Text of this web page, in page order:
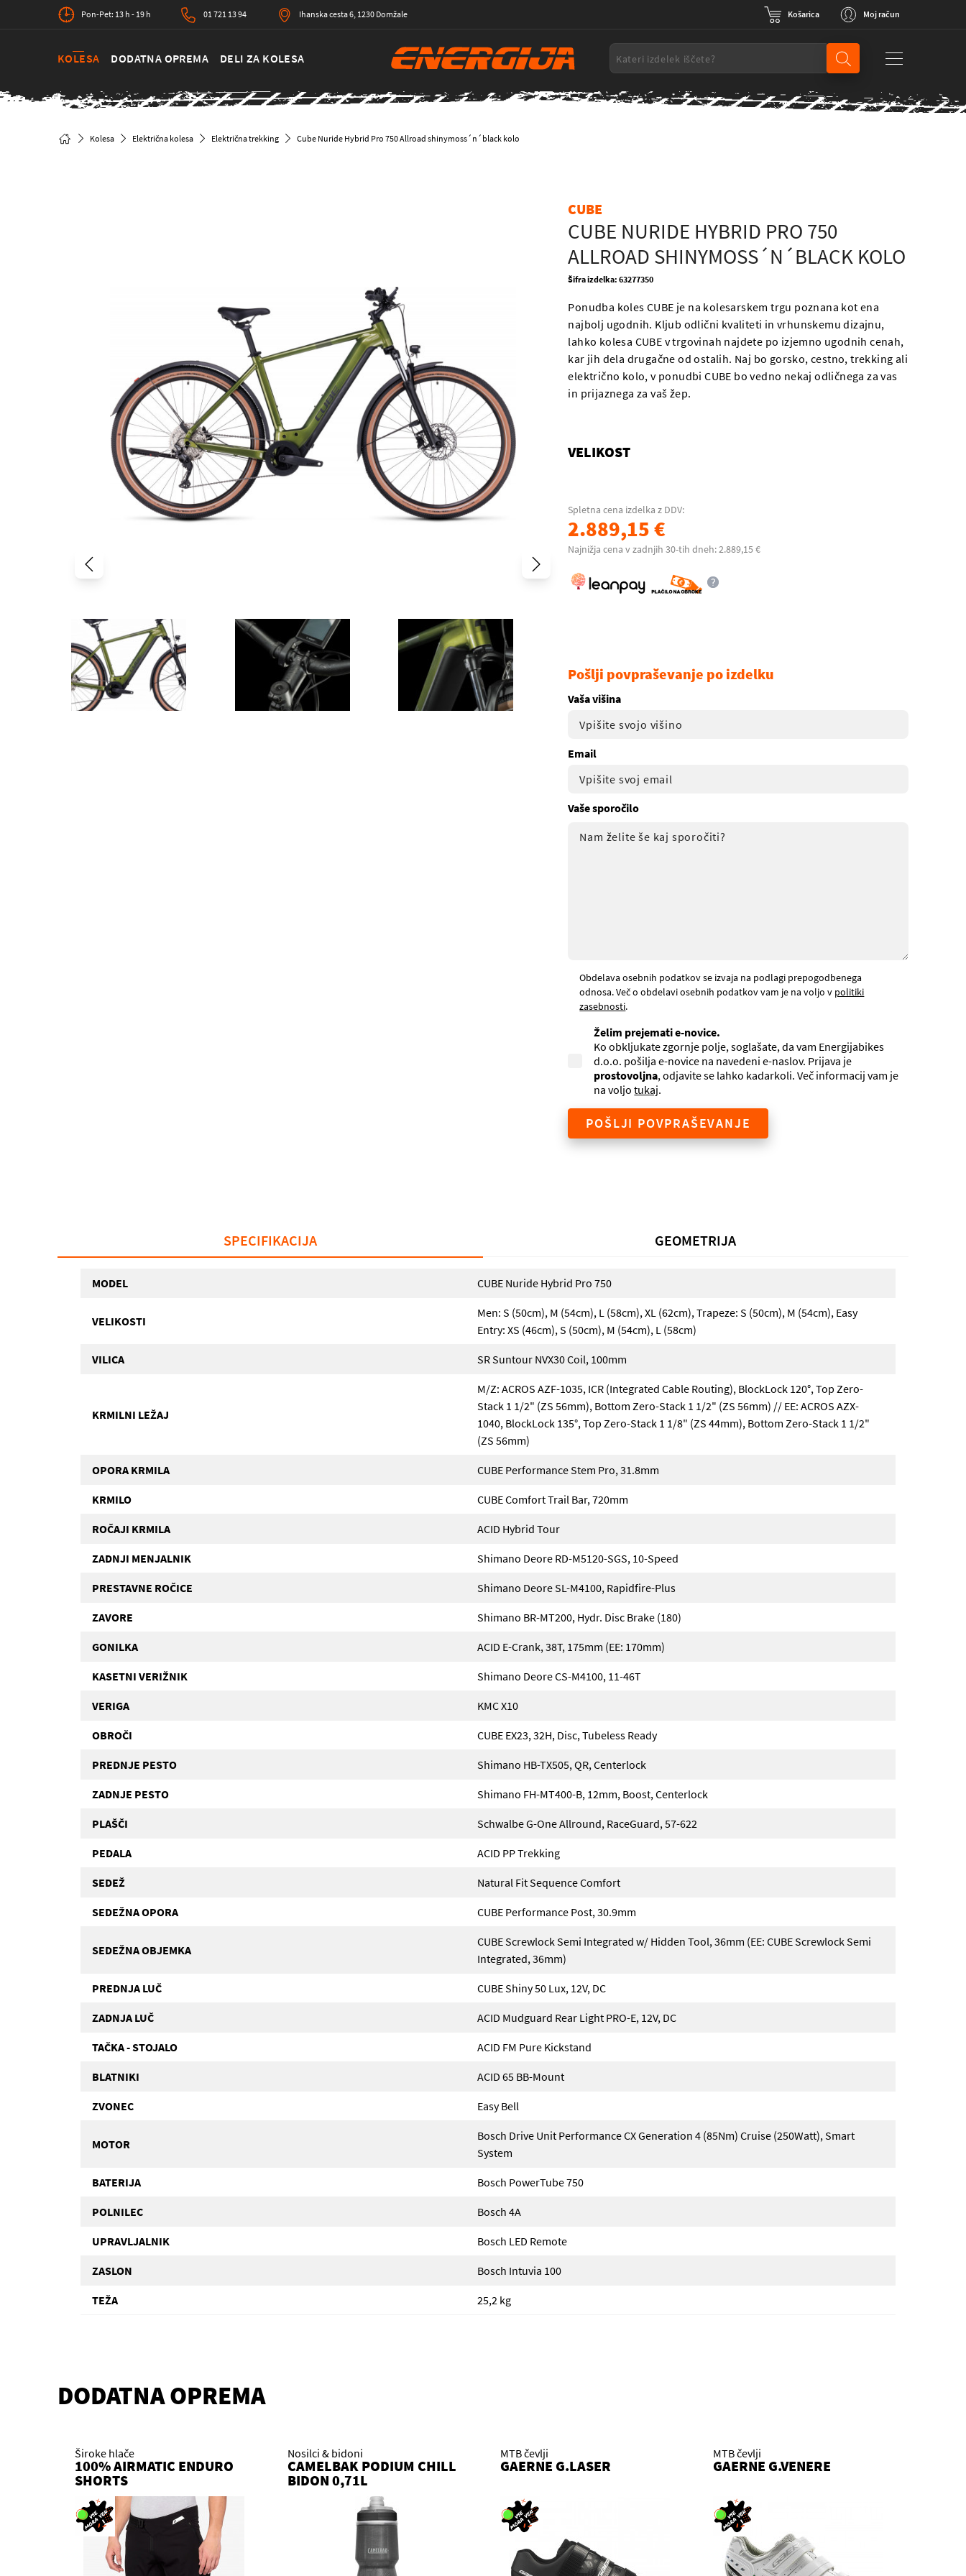
Pon-Pet: 13 h - 19 h 01 721 13 94 Ihanska cesta 6, 1230 Domžale Košarica Moj račun
KOLESA DODATNA OPREMA DELI ZA KOLESA
Kolesa Električna kolesa Električna trekking Cube Nuride Hybrid Pro 750 Allroad shinymoss´n´black kolo
CUBE
CUBE NURIDE HYBRID PRO 750
ALLROAD SHINYMOSS´N´BLACK KOLO
Šifra izdelka: 63277350
Ponudba koles CUBE je na kolesarskem trgu poznana kot ena
najbolj ugodnih. Kljub odlični kvaliteti in vrhunskemu dizajnu,
lahko kolesa CUBE v trgovinah najdete po izjemno ugodnih cenah,
kar jih dela drugačne od ostalih. Naj bo gorsko, cestno, trekking ali
električno kolo, v ponudbi CUBE bo vedno nekaj odličnega za vas
in prijaznega za vaš žep.
VELIKOST
Spletna cena izdelka z DDV:
2.889,15 €
Najnižja cena v zadnjih 30-tih dneh: 2.889,15 €
Pošlji povpraševanje po izdelku
Vaša višina
Email
Vaše sporočilo
Obdelava osebnih podatkov se izvaja na podlagi prepogodbenega
odnosa. Več o obdelavi osebnih podatkov vam je na voljo v politiki
zasebnosti.
Želim prejemati e-novice.
Ko obkljukate zgornje polje, soglašate, da vam Energijabikes
d.o.o. pošilja e-novice na navedeni e-naslov. Prijava je
prostovoljna, odjavite se lahko kadarkoli. Več informacij vam je
na voljotukaj.
POŠLJI POVPRAŠEVANJE
SPECIFIKACIJA GEOMETRIJA
MODEL CUBE Nuride Hybrid Pro 750
VELIKOSTI
Men: S (50cm), M (54cm), L (58cm), XL (62cm), Trapeze: S (50cm), M (54cm), Easy
Entry: XS (46cm), S (50cm), M (54cm), L (58cm)
VILICA SR Suntour NVX30 Coil, 100mm
KRMILNI LEŽAJ
M/Z: ACROS AZF-1035, ICR (Integrated Cable Routing), BlockLock 120°, Top Zero-
Stack 1 1/2" (ZS 56mm), Bottom Zero-Stack 1 1/2" (ZS 56mm) // EE: ACROS AZX-
1040, BlockLock 135°, Top Zero-Stack 1 1/8" (ZS 44mm), Bottom Zero-Stack 1 1/2"
(ZS 56mm)
OPORA KRMILA CUBE Performance Stem Pro, 31.8mm
KRMILO CUBE Comfort Trail Bar, 720mm
ROČAJI KRMILA ACID Hybrid Tour
ZADNJI MENJALNIK Shimano Deore RD-M5120-SGS, 10-Speed
PRESTAVNE ROČICE Shimano Deore SL-M4100, Rapidfire-Plus
ZAVORE Shimano BR-MT200, Hydr. Disc Brake (180)
GONILKA ACID E-Crank, 38T, 175mm (EE: 170mm)
KASETNI VERIŽNIK Shimano Deore CS-M4100, 11-46T
VERIGA KMC X10
OBROČI CUBE EX23, 32H, Disc, Tubeless Ready
PREDNJE PESTO Shimano HB-TX505, QR, Centerlock
ZADNJE PESTO Shimano FH-MT400-B, 12mm, Boost, Centerlock
PLAŠČI Schwalbe G-One Allround, RaceGuard, 57-622
PEDALA ACID PP Trekking
SEDEŽ Natural Fit Sequence Comfort
SEDEŽNA OPORA CUBE Performance Post, 30.9mm
SEDEŽNA OBJEMKA
CUBE Screwlock Semi Integrated w/ Hidden Tool, 36mm (EE: CUBE Screwlock Semi
Integrated, 36mm)
PREDNJA LUČ CUBE Shiny 50 Lux, 12V, DC
ZADNJA LUČ ACID Mudguard Rear Light PRO-E, 12V, DC
TAČKA - STOJALO ACID FM Pure Kickstand
BLATNIKI ACID 65 BB-Mount
ZVONEC Easy Bell
MOTOR
Bosch Drive Unit Performance CX Generation 4 (85Nm) Cruise (250Watt), Smart
System
BATERIJA Bosch PowerTube 750
POLNILEC Bosch 4A
UPRAVLJALNIK Bosch LED Remote
ZASLON Bosch Intuvia 100
TEŽA 25,2 kg
DODATNA OPREMA
Široke hlače
100% AIRMATIC ENDURO
SHORTS
Nosilci & bidoni
CAMELBAK PODIUM CHILL
BIDON 0,71L
MTB čevlji
GAERNE G.LASER
MTB čevlji
GAERNE G.VENERE